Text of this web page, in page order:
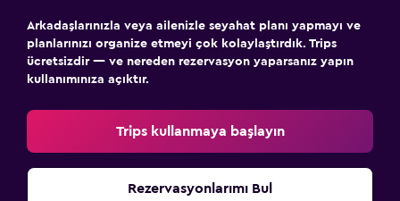
Arkadaşlarınızla veya ailenizle seyahat planı yapmayı ve
planlarınızı organize etmeyi çok kolaylaştırdık. Trips
ücretsizdir — ve nereden rezervasyon yaparsanız yapın
kullanımınıza açıktır.
Trips kullanmaya başlayın
Rezervasyonlarımı Bul